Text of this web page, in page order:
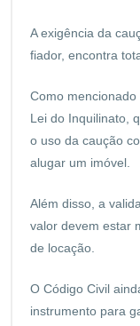
A exigência da
fiador, encontra
Como
Lei do Inquilinato,
o uso da caução
alugar um imóvel.
Além disso, a
valor devem estar
de locação.
O Código Civil
instrumento para